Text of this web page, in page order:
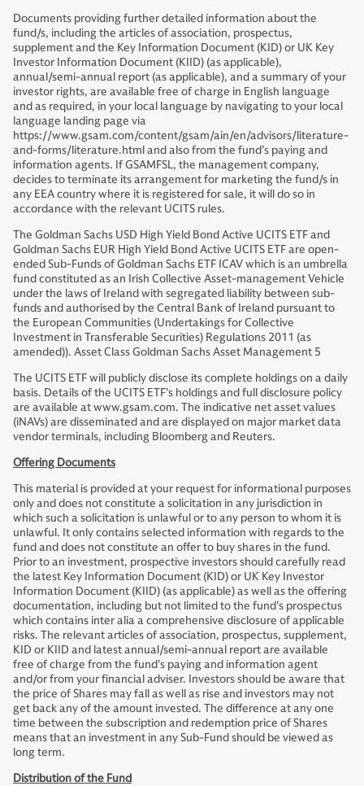
Documents providing further detailed information about the
fund/s, including the articles of association, prospectus,
supplement and the Key Information Document (KID) or UK Key
Investor Information Document (KIID) (as applicable),
annual/semi-annual report (as applicable), and a summary of your
investor rights, are available free of charge in English language
and as required, in your local language by navigating to your local
language landing page via
https://www.gsam.com/content/gsam/ain/en/advisors/literature-
and-forms/literature.html and also from the fund’s paying and
information agents. If GSAMFSL, the management company,
decides to terminate its arrangement for marketing the fund/s in
any EEA country where it is registered for sale, it will do so in
accordance with the relevant UCITS rules.
The Goldman Sachs USD High Yield Bond Active UCITS ETF and
Goldman Sachs EUR High Yield Bond Active UCITS ETF are open-
ended Sub-Funds of Goldman Sachs ETF ICAV which is an umbrella
fund constituted as an Irish Collective Asset-management Vehicle
under the laws of Ireland with segregated liability between sub-
funds and authorised by the Central Bank of Ireland pursuant to
the European Communities (Undertakings for Collective
Investment in Transferable Securities) Regulations 2011 (as
amended)). Asset Class Goldman Sachs Asset Management 5
The UCITS ETF will publicly disclose its complete holdings on a daily
basis. Details of the UCITS ETF’s holdings and full disclosure policy
are available at www.gsam.com. The indicative net asset values
(iNAVs) are disseminated and are displayed on major market data
vendor terminals, including Bloomberg and Reuters.
Offering Documents
This material is provided at your request for informational purposes
only and does not constitute a solicitation in any jurisdiction in
which such a solicitation is unlawful or to any person to whom it is
unlawful. It only contains selected information with regards to the
fund and does not constitute an offer to buy shares in the fund.
Prior to an investment, prospective investors should carefully read
the latest Key Information Document (KID) or UK Key Investor
Information Document (KIID) (as applicable) as well as the offering
documentation, including but not limited to the fund’s prospectus
which contains inter alia a comprehensive disclosure of applicable
risks. The relevant articles of association, prospectus, supplement,
KID or KIID and latest annual/semi-annual report are available
free of charge from the fund’s paying and information agent
and/or from your financial adviser. Investors should be aware that
the price of Shares may fall as well as rise and investors may not
get back any of the amount invested. The difference at any one
time between the subscription and redemption price of Shares
means that an investment in any Sub-Fund should be viewed as
long term.
Distribution of the Fund